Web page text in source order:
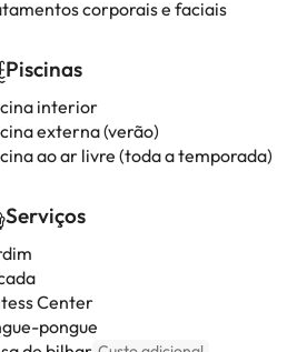
corporais e faciais
Piscinas
interior
externa (verão)
ao ar livre (toda a temporada)
Serviços
Center
pongue